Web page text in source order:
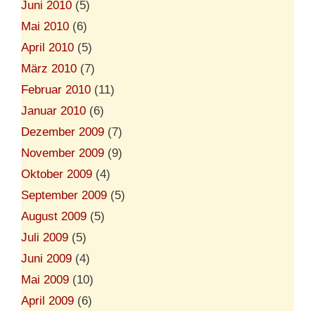
Juni 2010 (5)
Mai 2010 (6)
April 2010 (5)
März 2010 (7)
Februar 2010 (11)
Januar 2010 (6)
Dezember 2009 (7)
November 2009 (9)
Oktober 2009 (4)
September 2009 (5)
August 2009 (5)
Juli 2009 (5)
Juni 2009 (4)
Mai 2009 (10)
April 2009 (6)